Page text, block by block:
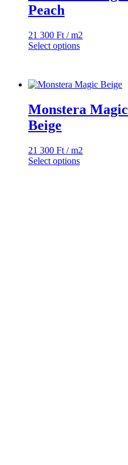
Peach
21 300 Ft / m2
Select options
Monstera Magic
Beige
21 300 Ft / m2
Select options